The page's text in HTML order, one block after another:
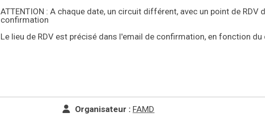
ATTENTION : A chaque date, un circuit différent, avec un point de
confirmation
Le lieu de RDV est précisé dans l'email de confirmation, en fonction
Organisateur : FAMD